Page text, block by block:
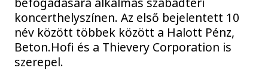
koncerthelyszínen. Az első bejelentett 10
név között többek között a Halott Pénz,
Beton.Hofi és a Thievery Corporation is
szerepel.